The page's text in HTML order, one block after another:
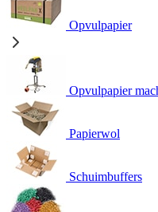
Opvulpapier
Opvulpapier
Papierwol
Schuimbuffers